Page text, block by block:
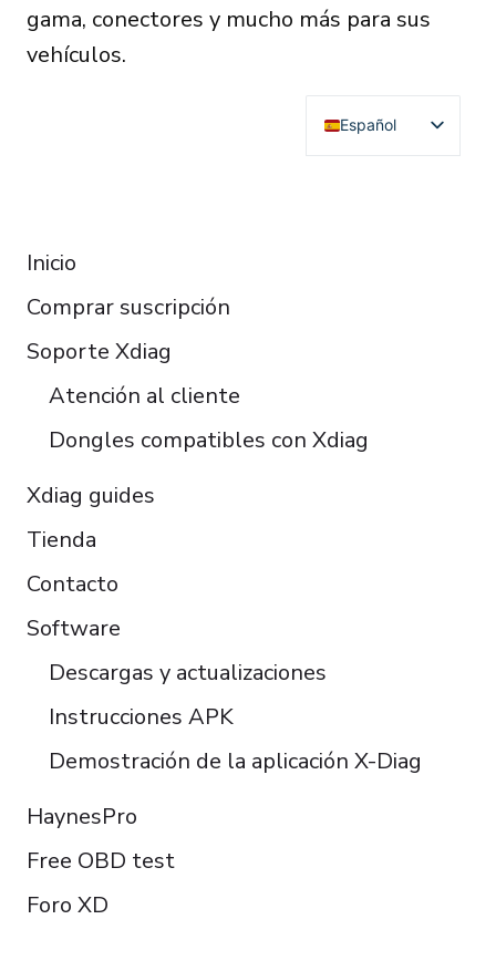
gama, conectores y mucho más para sus
vehículos.
Español
English
Inicio
Comprar suscripción
Soporte Xdiag
Atención al cliente
Dongles compatibles con Xdiag
Xdiag guides
Tienda
Contacto
Software
Descargas y actualizaciones
Instrucciones APK
Demostración de la aplicación X-Diag
HaynesPro
Free OBD test
Foro XD